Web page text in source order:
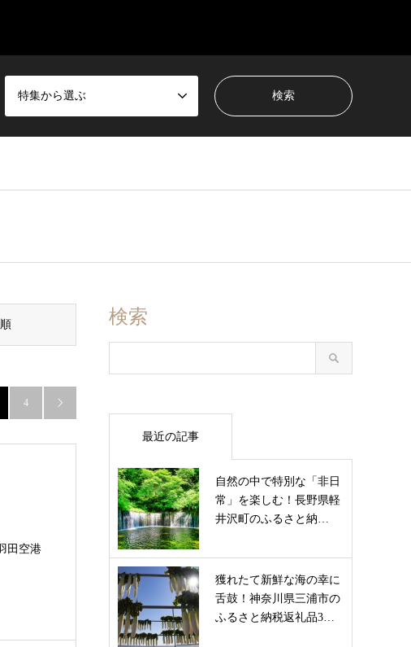
特集から選ぶ
4 
田空港
検索
最近の記事
自然の中で特別な「非日
常」を楽しむ！長野県軽
井沢町のふるさと納…
獲れたて新鮮な海の幸に
舌鼓！神奈川県三浦市の
ふるさと納税返礼品3…